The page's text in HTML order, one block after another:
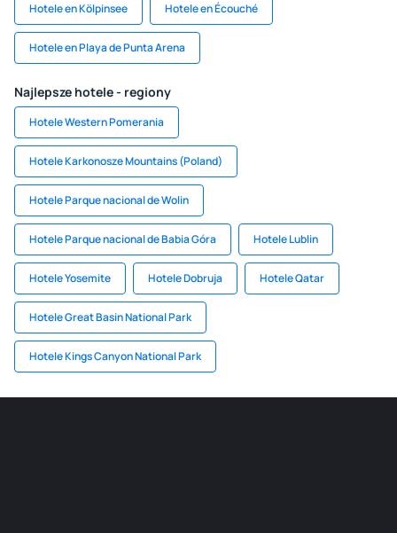
Hotele en Kölpinsee Hotele en Écouché
Hotele en Playa de Punta Arena
Najlepsze hotele - regiony
Hotele Western Pomerania
Hotele Karkonosze Mountains (Poland)
Hotele Parque nacional de Wolin
Hotele Parque nacional de Babia Góra Hotele Lublin
Hotele Yosemite Hotele Dobruja Hotele Qatar
Hotele Great Basin National Park
Hotele Kings Canyon National Park